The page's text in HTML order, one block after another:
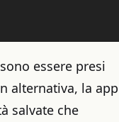
essere presi
alternativa, la app
salvate che